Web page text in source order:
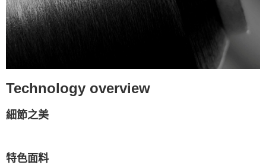
Technology overview
細節之美
特色面料